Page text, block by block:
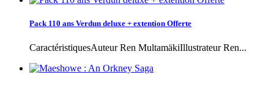
Pack 110 ans Verdun deluxe + extention Offerte
CaractéristiquesAuteur Ren MultamäkiIllustrateur Ren...